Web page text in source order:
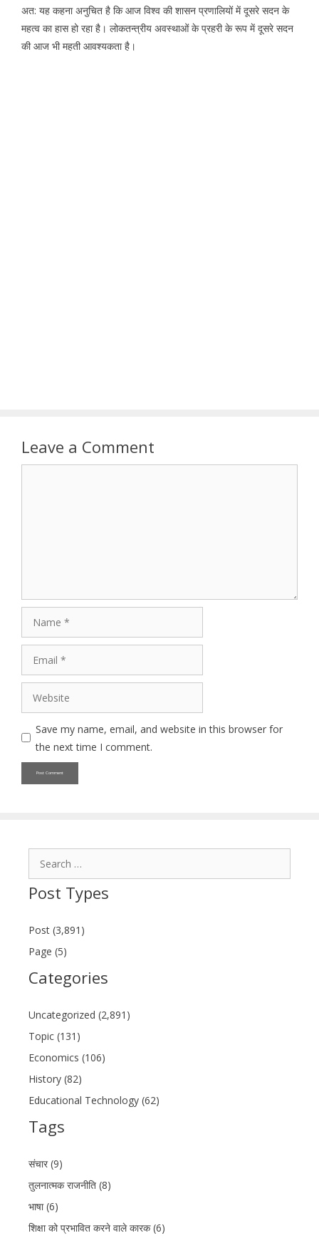
अत: यह कहना अनुचित है कि आज विश्व की शासन प्रणालियों में दूसरे सदन के
महत्व का हास हो रहा है। लोकतन्त्रीय अवस्थाओं के प्रहरी के रूप में दूसरे सदन
की आज भी महती आवश्यकता है।
Leave a Comment
Save my name, email, and website in this browser for
the next time I comment.
Post Types
Post (3,891)
Page (5)
Categories
Uncategorized (2,891)
Topic (131)
Economics (106)
History (82)
Educational Technology (62)
Tags
संचार (9)
तुलनात्मक राजनीति (8)
भाषा (6)
शिक्षा को प्रभावित करने वाले कारक (6)